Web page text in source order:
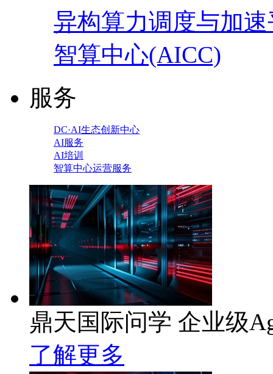
异构算力调度与加
智算中心(AICC)
服务
DC·AI生态创新中心
AI服务
AI培训
智算中心运营服务
鼎天国际问学 企业级
了解更多